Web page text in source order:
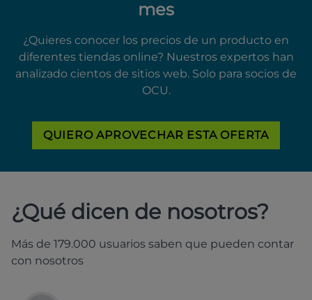
mes
¿Quieres conocer los precios de un producto en
diferentes tiendas online? Nuestros expertos han
analizado cientos de sitios web. Solo para socios de
OCU.
QUIERO APROVECHAR ESTA OFERTA
¿Qué dicen de nosotros?
Más de 179.000 usuarios saben que pueden contar
con nosotros